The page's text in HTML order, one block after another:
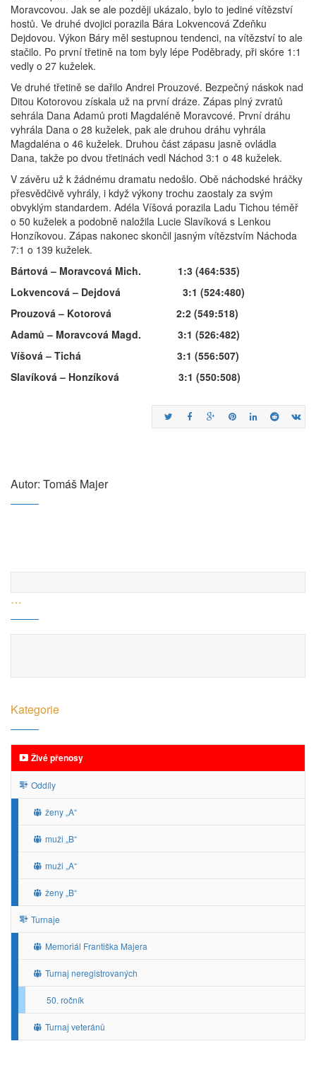
Moravcovou. Jak se ale později ukázalo, bylo to jediné vítězství
hostů. Ve druhé dvojici porazila Bára Lokvencová Zdeňku
Dejdovou. Výkon Báry měl sestupnou tendenci, na vítězství to ale
stačilo. Po první třetině na tom byly lépe Poděbrady, při skóre 1:1
vedly o 27 kuželek.
Ve druhé třetině se dařilo Andrei Prouzové. Bezpečný náskok nad
Ditou Kotorovou získala už na první dráze. Zápas plný zvratů
sehrála Dana Adamů proti Magdaléně Moravcové. První dráhu
vyhrála Dana o 28 kuželek, pak ale druhou dráhu vyhrála
Magdaléna o 46 kuželek. Druhou část zápasu jasně ovládla
Dana, takže po dvou třetinách vedl Náchod 3:1 o 48 kuželek.
V závěru už k žádnému dramatu nedošlo. Obě náchodské hráčky
přesvědčivě vyhrály, i když výkony trochu zaostaly za svým
obvyklým standardem. Adéla Víšová porazila Ladu Tichou téměř
o 50 kuželek a podobně naložila Lucie Slavíková s Lenkou
Honzíkovou. Zápas nakonec skončil jasným vítězstvím Náchoda
7:1 o 139 kuželek.
Bártová – Moravcová Mich. 1:3 (464:535)
Lokvencová – Dejdová 3:1 (524:480)
Prouzová – Kotorová 2:2 (549:518)
Adamů – Moravcová Magd. 3:1 (526:482)
Víšová – Tichá 3:1 (556:507)
Slavíková – Honzíková 3:1 (550:508)
Autor: Tomáš Majer
…
Kategorie
Živé přenosy
Oddíly
ženy „A“
muži „B“
muži „A“
ženy „B“
Turnaje
Memoriál Františka Majera
Turnaj neregistrovaných
50. ročník
Turnaj veteránů